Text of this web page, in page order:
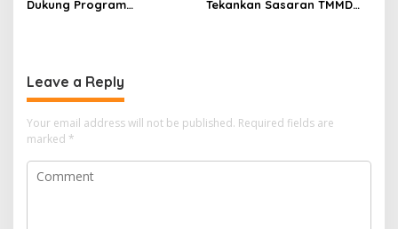
Dukung Program
Tekankan Sasaran TMMD
Leave a Reply
Your email address will not be published. Required fields are
marked *